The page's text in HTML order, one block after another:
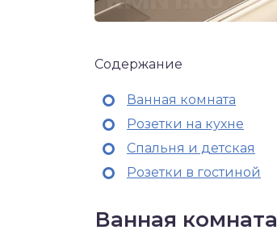
Содержание
Ванная комната
Розетки на кухне
Спальня и детская
Розетки в гостиной
Ванная комната